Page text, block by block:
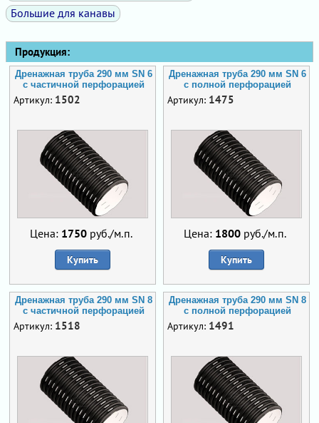
Большие для канавы
Продукция:
Дренажная труба 290 мм SN 6
с частичной перфорацией
Артикул: 1502
Цена: 1750руб./м.п.
Купить
Дренажная труба 290 мм SN 6
с полной перфорацией
Артикул: 1475
Цена: 1800руб./м.п.
Купить
Дренажная труба 290 мм SN 8
с частичной перфорацией
Артикул: 1518
Дренажная труба 290 мм SN 8
с полной перфорацией
Артикул: 1491